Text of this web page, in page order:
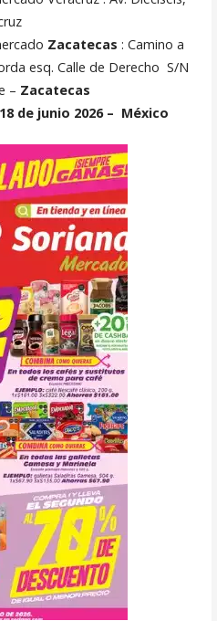
Zacatecas : Camino a
esq. Calle de Derecho S/N
– Zacatecas
18 de junio 2026 – México